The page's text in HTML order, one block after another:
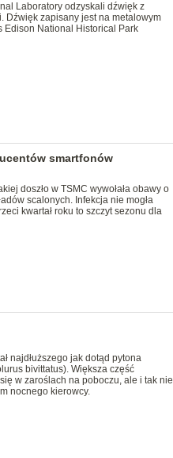
Laboratory odzyskali dźwięk z
Dźwięk zapisany jest na metalowym
Edison National Historical Park
smartfonów
doszło w TSMC wywołała obawy o
scalonych. Infekcja nie mogła
kwartał roku to szczyt sezonu dla
najdłuższego jak dotąd pytona
bivittatus). Większa część
w zaroślach na poboczu, ale i tak nie
nocnego kierowcy.